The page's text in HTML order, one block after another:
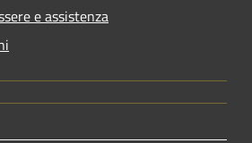
e assistenza